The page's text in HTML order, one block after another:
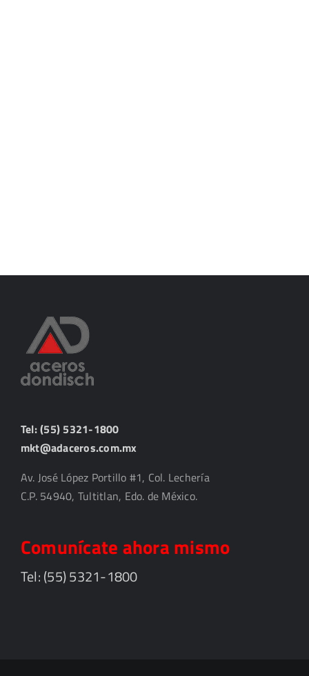
Tel: (55) 5321-1800
mkt@adaceros.com.mx
Av. José López Portillo #1, Col. Lechería
C.P. 54940, Tultitlan, Edo. de México.
Comunícate ahora mismo
Tel: (55) 5321-1800